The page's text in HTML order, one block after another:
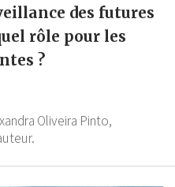
des futures
rôle pour les
?
Oliveira Pinto,